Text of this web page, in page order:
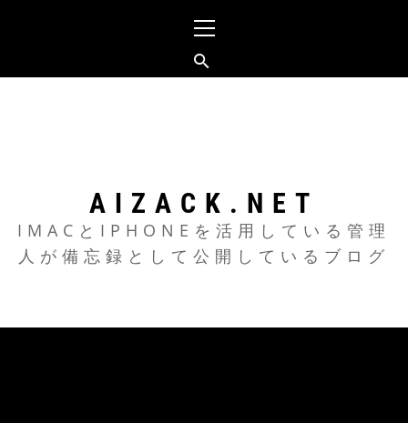
コ
イ
ン
メ
AIZACK.NET
IMACとIPHONEを活用している管理
人が備忘録として公開しているブログ